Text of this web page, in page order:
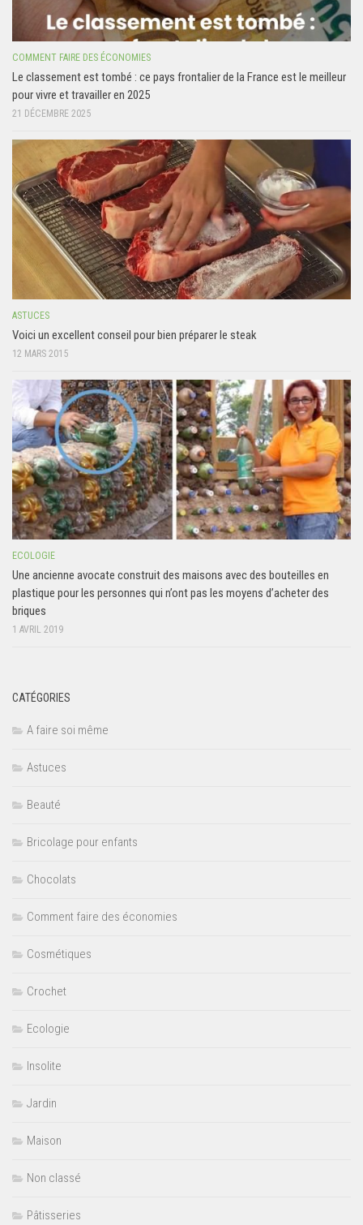
COMMENT FAIRE DES ÉCONOMIES
Le classement est tombé : ce pays frontalier de la France est le meilleur
pour vivre et travailler en 2025
21 DÉCEMBRE 2025
ASTUCES
Voici un excellent conseil pour bien préparer le steak
12 MARS 2015
ECOLOGIE
Une ancienne avocate construit des maisons avec des bouteilles en
plastique pour les personnes qui n’ont pas les moyens d’acheter des
briques
1 AVRIL 2019
CATÉGORIES
A faire soi même
Astuces
Beauté
Bricolage pour enfants
Chocolats
Comment faire des économies
Cosmétiques
Crochet
Ecologie
Insolite
Jardin
Maison
Non classé
Pâtisseries